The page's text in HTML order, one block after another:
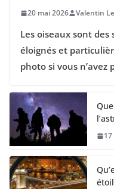
20 mai 2026 Valentin
Les oiseaux sont
éloignés et
photo si vous n’avez